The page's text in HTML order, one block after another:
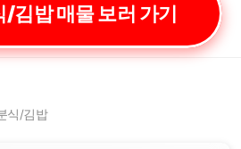
/김밥 매물 보러 가기
식/김밥